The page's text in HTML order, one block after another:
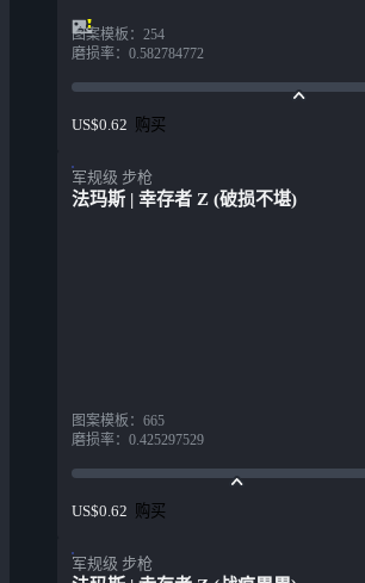
图案模板 ： 254
磨损率： 0.582784772
US$0.62 购买
军规级 步枪
法玛斯 | 幸存者 Z (破损不堪)
图案模板 ： 665
磨损率： 0.425297529
US$0.62 购买
军规级 步枪